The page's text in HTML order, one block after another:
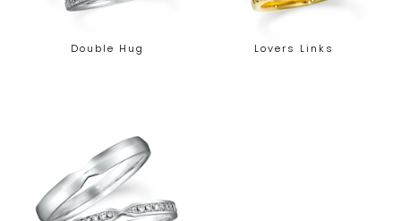
Double Hug Lovers Links